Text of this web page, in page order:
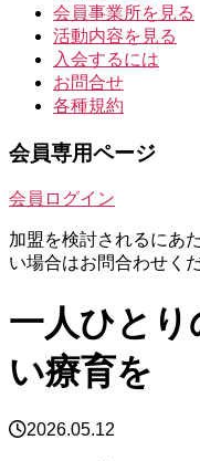
会員事業所を見る
活動内容を見る
入会するには
お問合せ
各種規約
会員専用ページ
会員ログイン
加盟を検討されるにあ
い場合はお問合わせく
一人ひと
い療育を
2026.05.12